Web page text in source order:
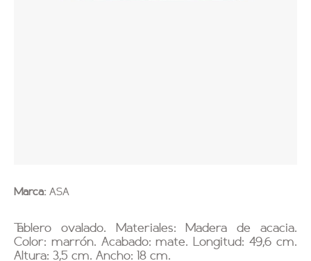
Marca: ASA
Tablero ovalado. Materiales: Madera de acacia.
Color: marrón. Acabado: mate. Longitud: 49,6 cm.
Altura: 3,5 cm. Ancho: 18 cm.